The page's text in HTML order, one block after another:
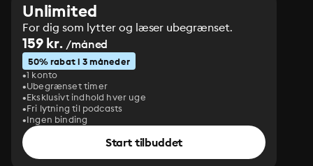
Unlimited
For dig som lytter og læser ubegrænset.
159 kr. /måned
50% rabat i 3 måneder
1 konto
Ubegrænset timer
Eksklusivt indhold hver uge
Fri lytning til podcasts
Ingen binding
Start tilbuddet